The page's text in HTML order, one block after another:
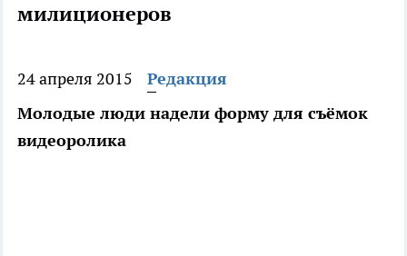
милиционеров
24 апреля 2015
Редакция
Молодые люди надели форму для съёмок
видеоролика